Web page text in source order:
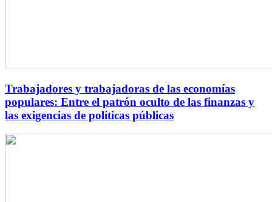
Trabajadores y trabajadoras de las economías
populares: Entre el patrón oculto de las finanzas y
las exigencias de políticas públicas